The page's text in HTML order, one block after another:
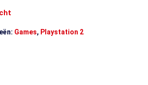
Games, Playstation 2